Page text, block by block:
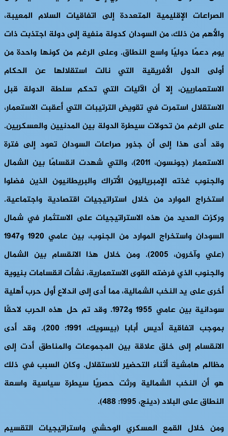
الصراعات الإقليمية المتعددة إلى اتفاقيات السلام المعيبة،
والأهم من ذلك، من السودان كدولة منفية إلى دولة اجتذبت ذات
يوم دعمًا دوليًا واسع النطاق. وعلى الرغم من كونها واحدة من
أولى الدول الأفريقية التي نالت استقلالها عن الحكام
الاستعماريين، إلا أن الآليات التي تحكم سلطة الدولة قبل
الاستقلال استمرت في تقويض الترتيبات التي أعقبت الاستعمار،
على الرغم من تحولات سيطرة الدولة بين المدنيين والعسكريين.
وقد أدى هذا إلى أن جذور صراعات السودان تعود إلى فترة
الاستعمار (جونسون، 2011)، والتي شهدت انقسامًا بين الشمال
والجنوب غذته الإمبرياليون الأتراك والبريطانيون الذين فضلوا
استخراج الموارد من خلال استراتيجيات اقتصادية واجتماعية.
وركزت العديد من هذه الاستراتيجيات على الاستثمار في شمال
السودان واستخراج الموارد من الجنوب، بين عامي 1920 و1947
(علي وآخرون، 2005). ومن خلال هذا الانقسام بين الشمال
والجنوب الذي فرضته القوى الاستعمارية، نشأت انقسامات بنيوية
أخرى على يد النخب الشمالية، مما أدى إلى اندلاع أول حرب أهلية
سودانية بين عامي 1955 و1972. وقد تم حل هذه الحرب لاحقًا
بموجب اتفاقية أديس أبابا (بيسويك، 1991: 200). وقد أدى
الانقسام إلى خلق علاقة بين المجموعات والمناطق أدت إلى
مظالم هامشية أثناء التحضير للاستقلال. وكان السبب في ذلك
هو أن النخب الشمالية ورثت حصريًا سيطرة سياسية واسعة
النطاق على البلاد (دينج، 1995: 488).
ومن خلال القمع العسكري الوحشي واستراتيجيات التقسيم